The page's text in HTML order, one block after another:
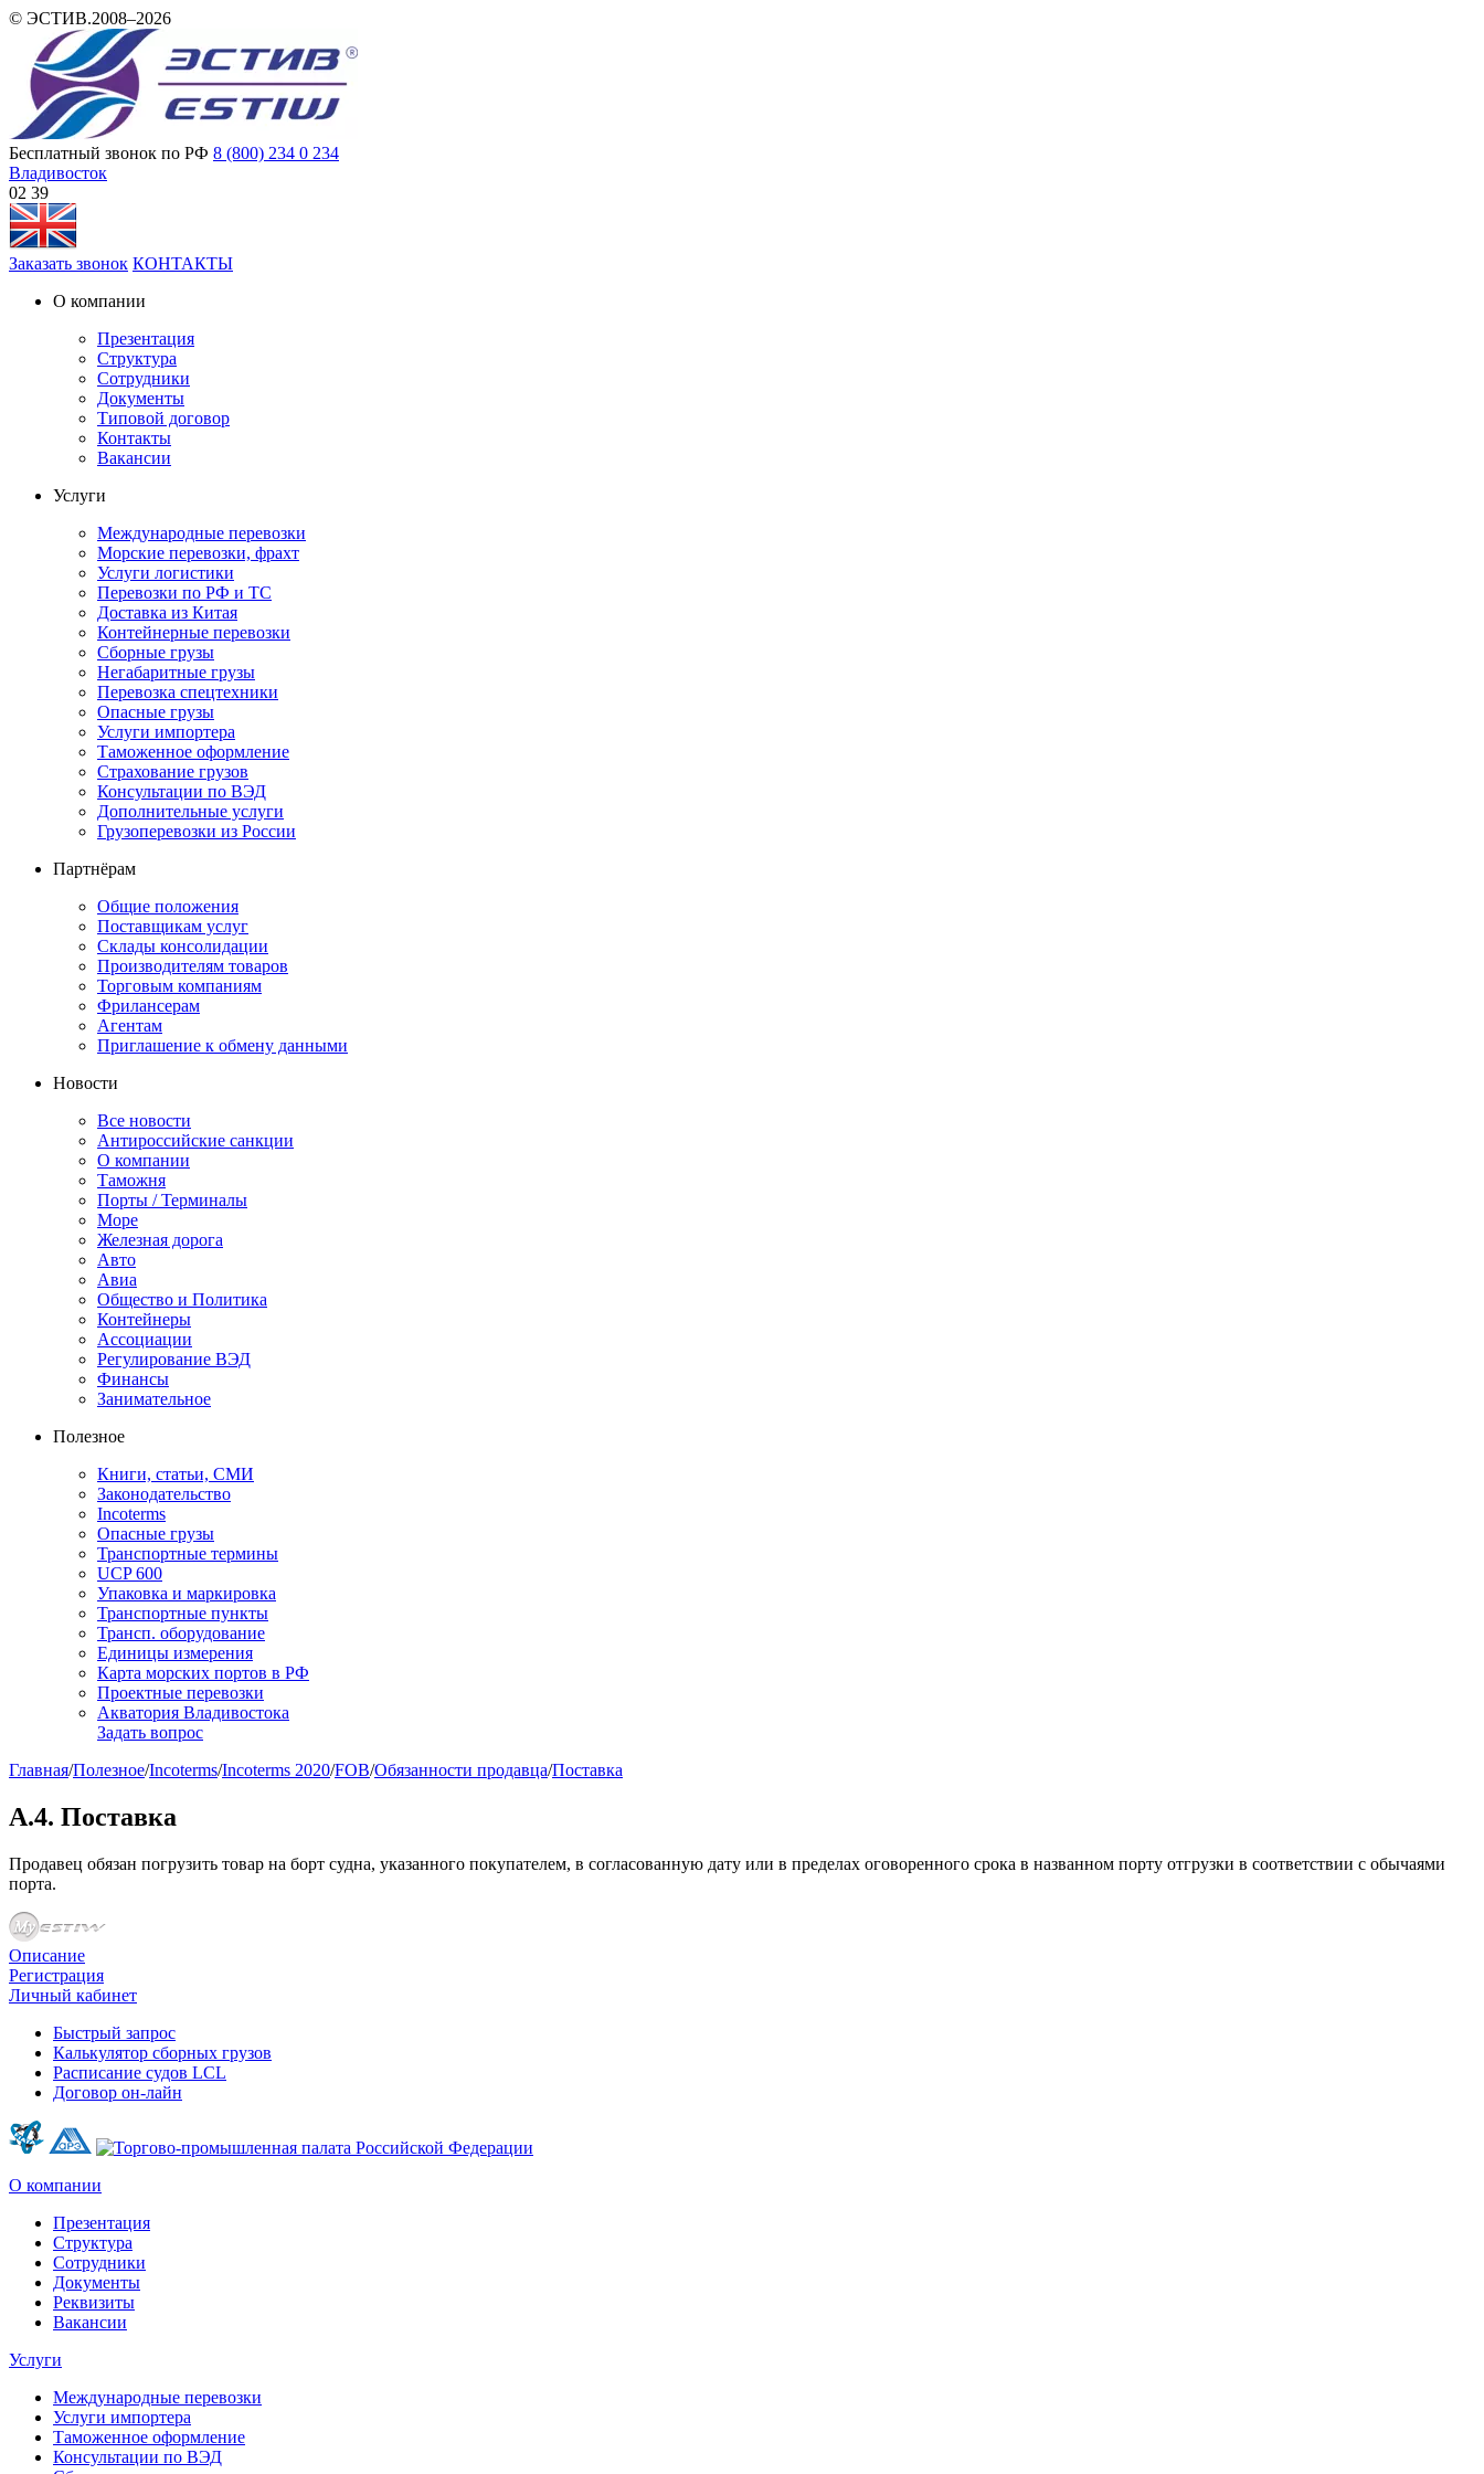
© ЭСТИВ.2008–2026
Бесплатный звонок по РФ 8 (800) 234 0 234
Владивосток
02:39
Заказать звонок КОНТАКТЫ
О компании
Презентация
Структура
Сотрудники
Документы
Типовой договор
Контакты
Вакансии
Услуги
Международные перевозки
Морские перевозки, фрахт
Услуги логистики
Перевозки по РФ и ТС
Доставка из Китая
Контейнерные перевозки
Сборные грузы
Негабаритные грузы
Перевозка спецтехники
Опасные грузы
Услуги импортера
Таможенное оформление
Страхование грузов
Консультации по ВЭД
Дополнительные услуги
Грузоперевозки из России
Партнёрам
Общие положения
Поставщикам услуг
Склады консолидации
Производителям товаров
Торговым компаниям
Фрилансерам
Агентам
Приглашение к обмену данными
Новости
Все новости
Антироссийские санкции
О компании
Таможня
Порты / Терминалы
Море
Железная дорога
Авто
Авиа
Общество и Политика
Контейнеры
Ассоциации
Регулирование ВЭД
Финансы
Занимательное
Полезное
Книги, статьи, СМИ
Законодательство
Incoterms
Опасные грузы
Транспортные термины
UCP 600
Упаковка и маркировка
Транспортные пункты
Трансп. оборудование
Единицы измерения
Карта морских портов в РФ
Проектные перевозки
Акватория Владивостока
Задать вопрос
Главная/Полезное/Incoterms/Incoterms 2020/FOB/Обязанности продавца/Поставка
A.4. Поставка
Продавец обязан погрузить товар на борт судна, указанного покупателем, в согласованную дату или в пределах оговоренного срока в названном порту отгрузки в соответствии с обычаями
порта.
Описание
Регистрация
Личный кабинет
Быстрый запрос
Калькулятор сборных грузов
Расписание судов LCL
Договор он-лайн
О компании
Презентация
Структура
Сотрудники
Документы
Реквизиты
Вакансии
Услуги
Международные перевозки
Услуги импортера
Таможенное оформление
Консультации по ВЭД